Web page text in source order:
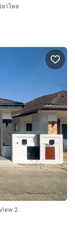
ลาไหล
2